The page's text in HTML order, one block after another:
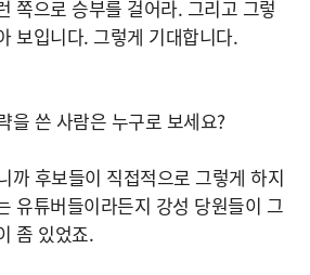
쪽으로 승부를 걸어라. 그리고 그렇
보입니다. 그렇게 기대합니다.
을 쓴 사람은 누구로 보세요?
후보들이 직접적으로 그렇게 하지
유튜버들이라든지 강성 당원들이 그
좀 있었죠.